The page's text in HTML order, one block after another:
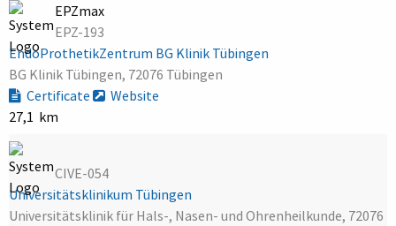
EPZmax
EPZ-193
EndoProthetikZentrum BG Klinik Tübingen
BG Klinik Tübingen, 72076 Tübingen
Certificate
Website
27,1 km
CIVE-054
Universitätsklinikum Tübingen
Universitätsklinik für Hals-, Nasen- und Ohrenheilkunde, 72076